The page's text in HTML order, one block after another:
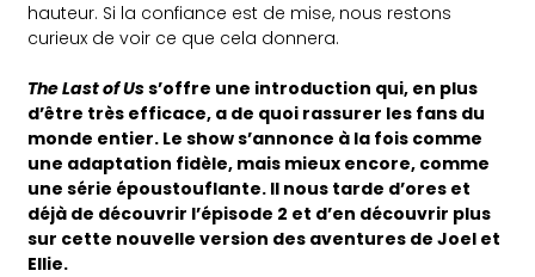
hauteur. Si la confiance est de mise, nous restons
curieux de voir ce que cela donnera.
The Last of Uss’offre une introduction qui, en plus
d’être très efficace, a de quoi rassurer les fans du
monde entier. Le show s’annonce à la fois comme
une adaptation fidèle, mais mieux encore, comme
une série époustouflante. Il nous tarde d’ores et
déjà de découvrir l’épisode 2 et d’en découvrir plus
sur cette nouvelle version des aventures de Joel et
Ellie.